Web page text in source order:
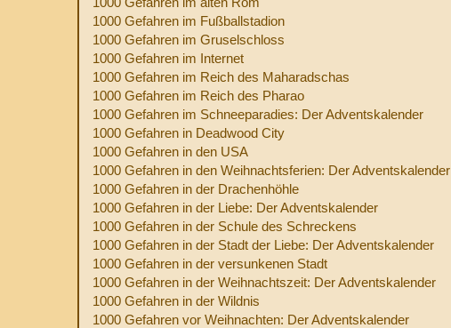
1000 Gefahren im Fußballstadion
1000 Gefahren im Gruselschloss
1000 Gefahren im Internet
1000 Gefahren im Reich des Maharadschas
1000 Gefahren im Reich des Pharao
1000 Gefahren im Schneeparadies: Der Adventskalender
1000 Gefahren in Deadwood City
1000 Gefahren in den USA
1000 Gefahren in den Weihnachtsferien: Der Adventskalender
1000 Gefahren in der Drachenhöhle
1000 Gefahren in der Liebe: Der Adventskalender
1000 Gefahren in der Schule des Schreckens
1000 Gefahren in der Stadt der Liebe: Der Adventskalender
1000 Gefahren in der versunkenen Stadt
1000 Gefahren in der Weihnachtszeit: Der Adventskalender
1000 Gefahren in der Wildnis
1000 Gefahren vor Weihnachten: Der Adventskalender